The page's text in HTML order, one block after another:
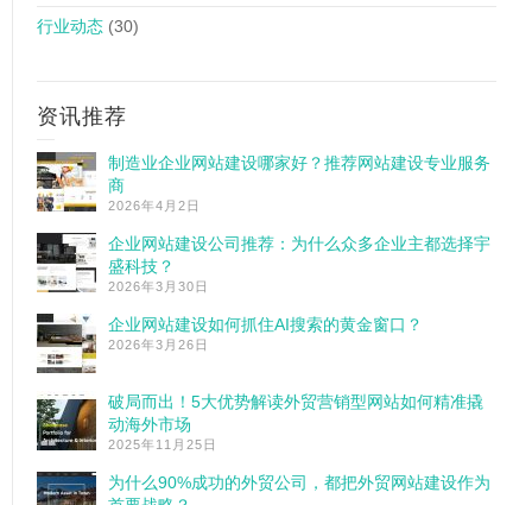
行业动态 (30)
资讯推荐
制造业企业网站建设哪家好？推荐网站建设专业服务
商
2026年4月2日
企业网站建设公司推荐：为什么众多企业主都选择宇
盛科技？
2026年3月30日
企业网站建设如何抓住AI搜索的黄金窗口？
2026年3月26日
破局而出！5大优势解读外贸营销型网站如何精准撬
动海外市场
2025年11月25日
为什么90%成功的外贸公司，都把外贸网站建设作为